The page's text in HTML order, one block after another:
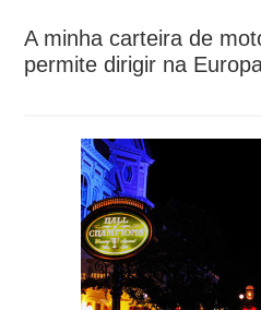
A minha carteira de
permite dirigir na